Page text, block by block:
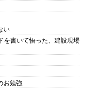
い
を書いて悟った、建設現場
お勉強